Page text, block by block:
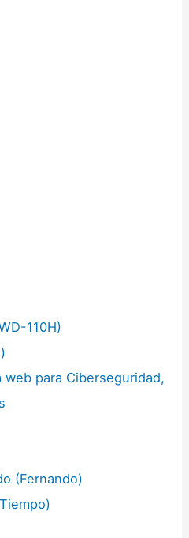
110H)
para Ciberseguridad,
(Fernando)